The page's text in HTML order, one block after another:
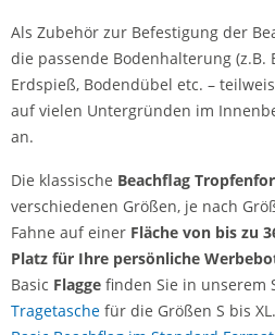
Als Zubehör zur Befestigung der
die passende Bodenhalterung (z.B.
Erdspieß, Bodendübel etc. –
auf vielen Untergründen im
an.
Die klassische Beachflag
verschiedenen Größen, je nach
Fahne auf einer Fläche von bis zu
Platz für Ihre persönliche
Basic Flagge finden Sie in unserem
Tragetasche für die Größen S bis